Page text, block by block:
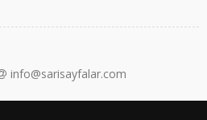
info@sarisayfalar.com
304 15 88